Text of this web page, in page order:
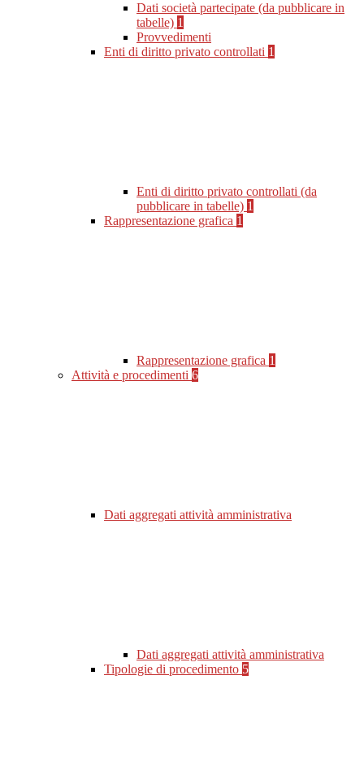
Dati società partecipate (da pubblicare in
tabelle) 1
Provvedimenti
Enti di diritto privato controllati 1
Enti di diritto privato controllati (da
pubblicare in tabelle) 1
Rappresentazione grafica 1
Rappresentazione grafica 1
Attività e procedimenti 6
Dati aggregati attività amministrativa
Dati aggregati attività amministrativa
Tipologie di procedimento 5